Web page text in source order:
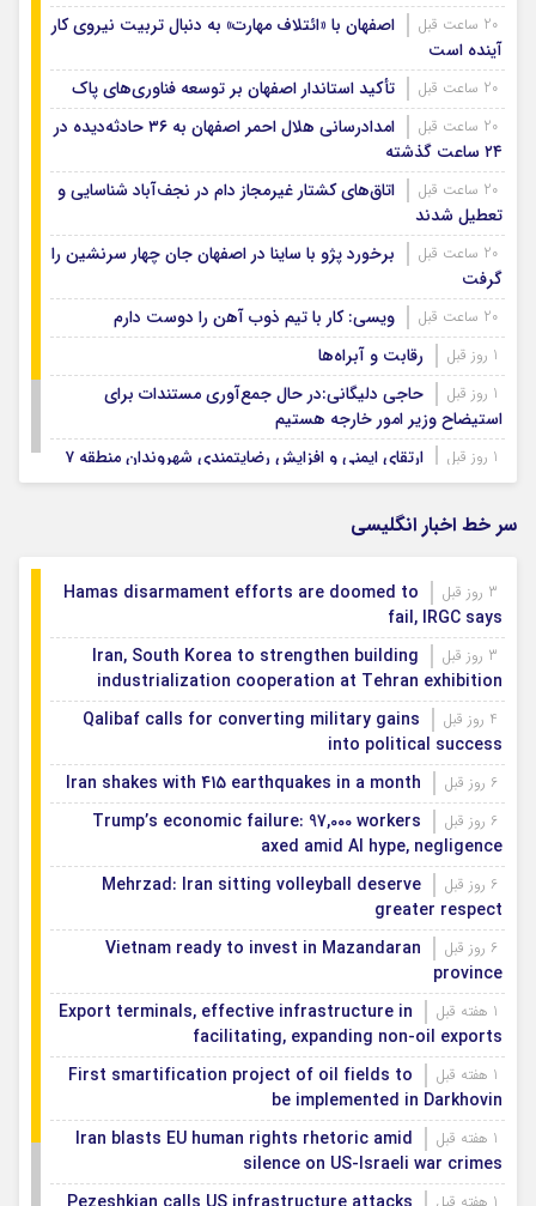
اصفهان با «ائتلاف مهارت» به دنبال تربیت نیروی کار
آینده است
تأکید استاندار اصفهان بر توسعه فناوری‌های پاک
امدادرسانی هلال احمر اصفهان به ۳۶ حادثه‌دیده در
۲۴ ساعت گذشته
اتاق‌های کشتار غیرمجاز دام در نجف‌آباد شناسایی و
تعطیل شدند
برخورد پژو با ساینا در اصفهان جان چهار سرنشین را
گرفت
ویسی: کار با تیم ذوب آهن را دوست دارم
رقابت و آبراه‌ها
حاجی دلیگانی:در حال جمع‌آوری مستندات برای
استیضاح وزیر امور خارجه هستیم
ارتقای ایمنی و افزایش رضایتمندی شهروندان منطقه ۷
در جنوب
سر خط اخبار انگلیسی
Hamas disarmament efforts are doomed to
fail, IRGC says
Iran, South Korea to strengthen building
industrialization cooperation at Tehran exhibition
Qalibaf calls for converting military gains
into political success
Iran shakes with 415 earthquakes in a month
Trump’s economic failure: 97,000 workers
axed amid AI hype, negligence
Mehrzad: Iran sitting volleyball deserve
greater respect
Vietnam ready to invest in Mazandaran
province
Export terminals, effective infrastructure in
facilitating, expanding non-oil exports
First smartification project of oil fields to
be implemented in Darkhovin
Iran blasts EU human rights rhetoric amid
silence on US-Israeli war crimes